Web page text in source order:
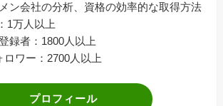
ン会社の分析、資格の効率的な取得方法
1万人以上
録者：1800人以上
ロワー：2700人以上
プロフィール